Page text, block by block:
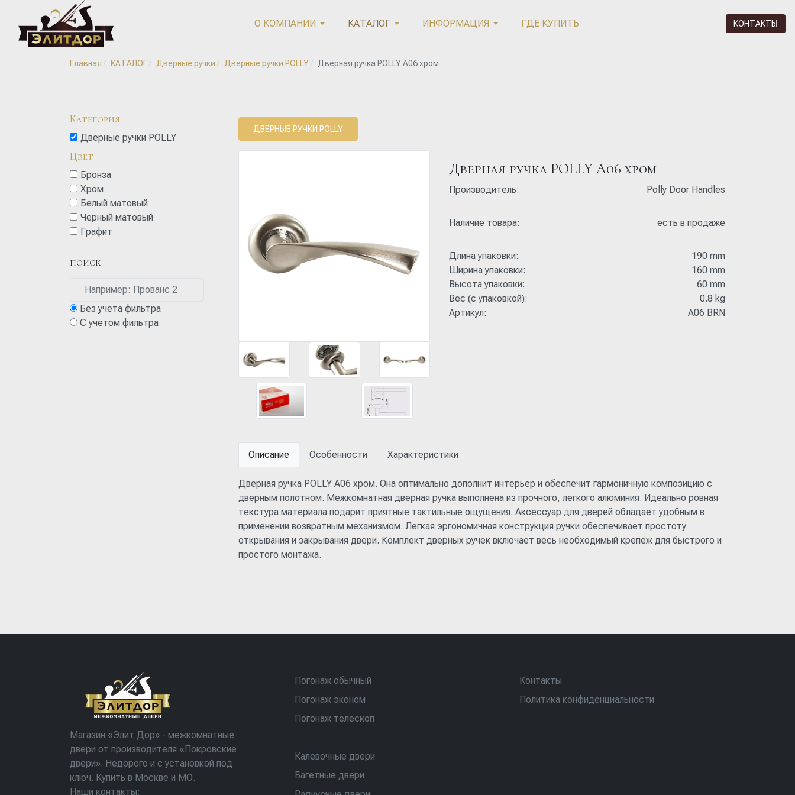
О КОМПАНИИ КАТАЛОГ ИНФОРМАЦИЯ ГДЕ КУПИТЬ КОНТАКТЫ
Главная КАТАЛОГ Дверные ручки Дверные ручки POLLY Дверная ручка POLLY A06 хром
ДВЕРНЫЕ РУЧКИ POLLY
Дверная ручка POLLY A06 хром
Производитель: Polly Door Handles
Наличие товара: есть в продаже
Длина упаковки:
190 mm
Ширина упаковки:
160 mm
Высота упаковки:
60 mm
Вес (с упаковкой):
0.8 kg
Артикул:
A06 BRN
Описание Особенности Характеристики
Дверная ручка POLLY A06 хром. Она оптимально дополнит интерьер и обеспечит гармоничную композицию с
дверным полотном. Межкомнатная дверная ручка выполнена из прочного, легкого алюминия. Идеально ровная
текстура материала подарит приятные тактильные ощущения. Аксессуар для дверей обладает удобным в
применении возвратным механизмом. Легкая эргономичная конструкция ручки обеспечивает простоту
открывания и закрывания двери. Комплект дверных ручек включает весь необходимый крепеж для быстрого и
простого монтажа.
Категория
Дверные ручки POLLY
Цвет
Бронза
Хром
Белый матовый
Черный матовый
Графит
ПОИСК
Без учета фильтра
С учетом фильтра
Магазин «Элит Дор» - межкомнатные
двери от производителя «Покровские
двери». Недорого и с установкой под
ключ. Купить в Москве и МО.
Наши контакты:
Погонаж обычный
Погонаж эконом
Погонаж телескоп
Калевочные двери
Багетные двери
Контакты
Политика конфиденциальности